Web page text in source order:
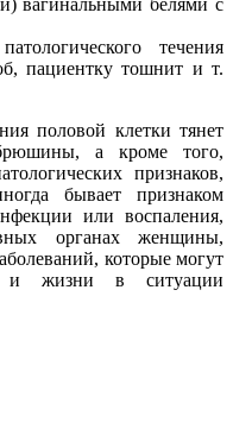
вагинальными белями с
течения
пациентку тошнит и т.
половой клетки тянет
а кроме того,
признаков,
бывает признаком
или воспаления,
органах женщины,
которые могут
и жизни в ситуации